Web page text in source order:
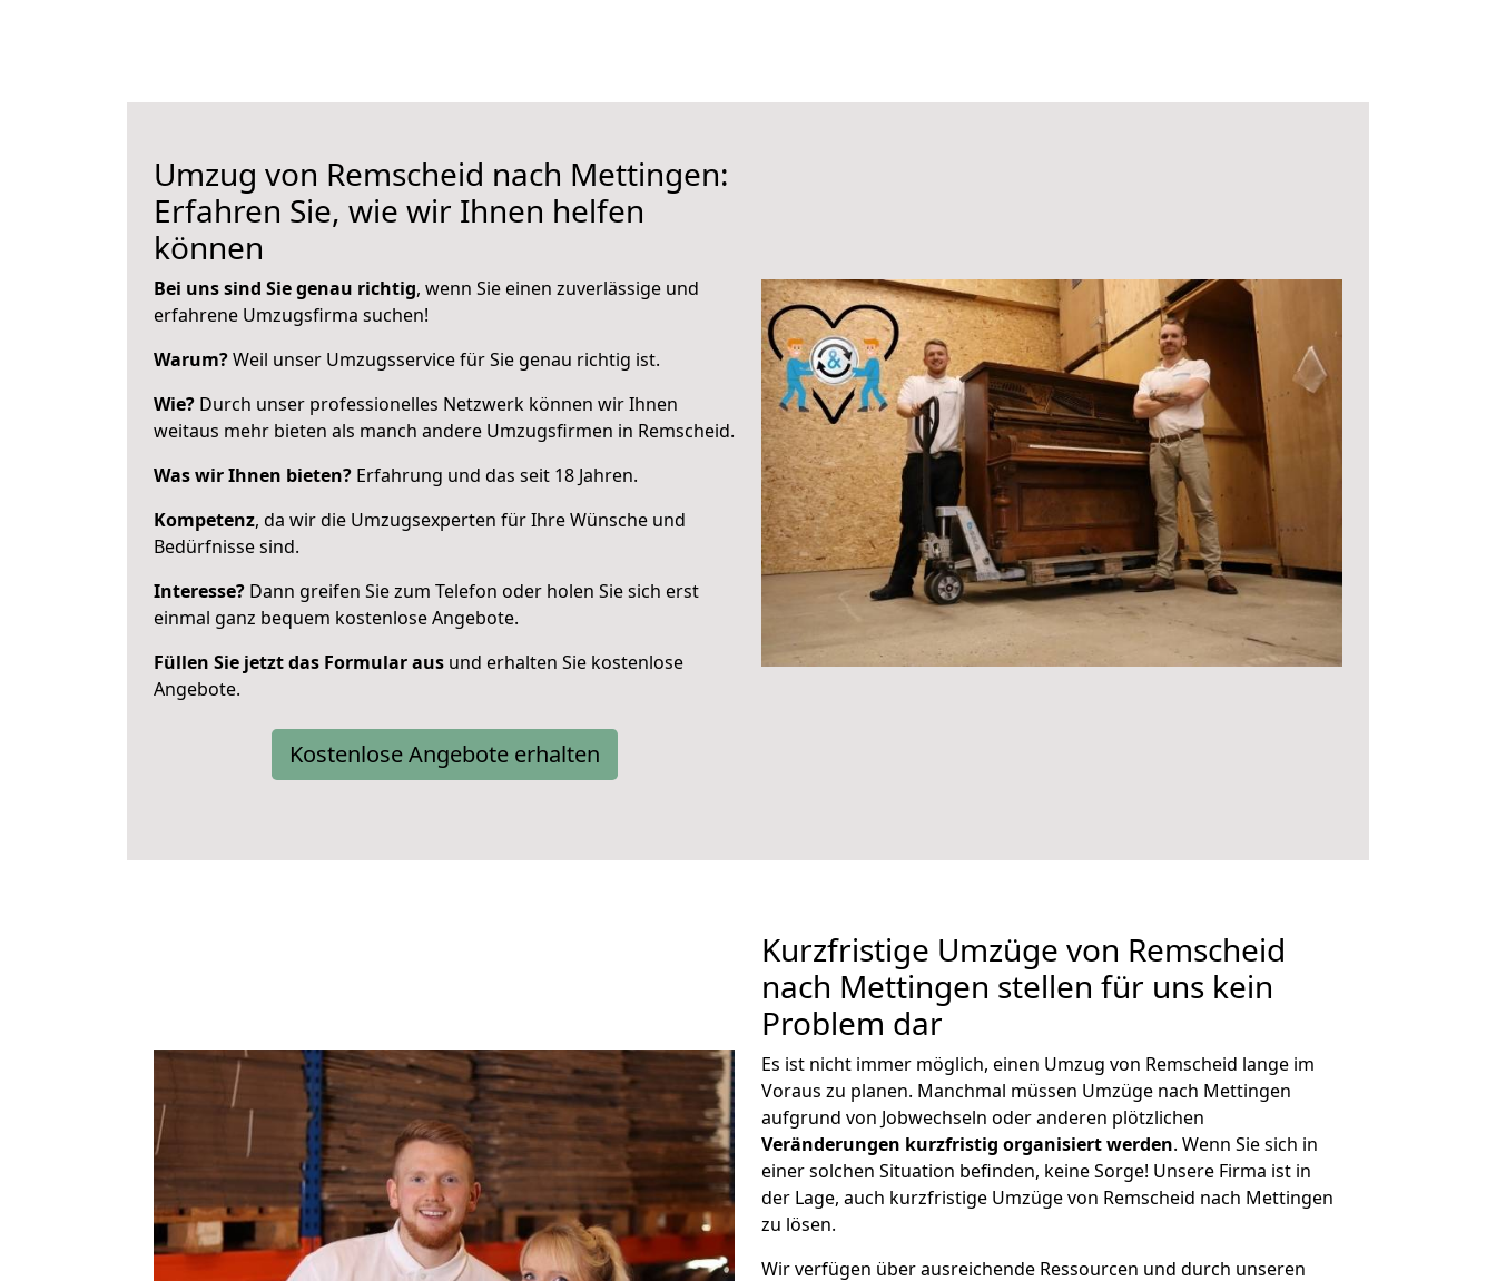
Umzug von Remscheid nach Mettingen:
Erfahren Sie, wie wir Ihnen helfen
können
Bei uns sind Sie genau richtig, wenn Sie einen zuverlässige und
erfahrene Umzugsfirma suchen!
Warum?Weil unser Umzugsservice für Sie genau richtig ist.
Wie? Durch unser professionelles Netzwerk können wir Ihnen
weitaus mehr bieten als manch andere Umzugsfirmen in Remscheid.
Was wir Ihnen bieten? Erfahrung und das seit 18 Jahren.
Kompetenz, da wir die Umzugsexperten für Ihre Wünsche und
Bedürfnisse sind.
Interesse? Dann greifen Sie zum Telefon oder holen Sie sich erst
einmal ganz bequem kostenlose Angebote.
Füllen Sie jetzt das Formular aus und erhalten Sie kostenlose
Angebote.
Kostenlose Angebote erhalten
Kurzfristige Umzüge von Remscheid
nach Mettingen stellen für uns kein
Problem dar
Es ist nicht immer möglich, einen Umzug von Remscheid lange im
Voraus zu planen. Manchmal müssen Umzüge nach Mettingen
aufgrund von Jobwechseln oder anderen plötzlichen
Veränderungen kurzfristig organisiert werden. Wenn Sie sich in
einer solchen Situation befinden, keine Sorge! Unsere Firma ist in
der Lage, auch kurzfristige Umzüge von Remscheid nach Mettingen
zu lösen.
Wir verfügen über ausreichende Ressourcen und durch unseren